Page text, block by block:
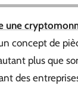
une
concept de
plus que
des